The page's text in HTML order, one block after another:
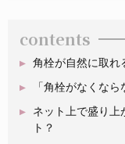
contents
角栓が自然に取れ
「角栓がなくな
ネット上で盛り上
ト？